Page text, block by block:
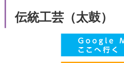
伝統工芸（太鼓）